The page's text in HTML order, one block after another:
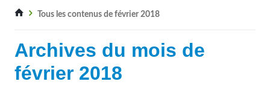
Tous les contenus de février 2018
Archives du mois de
février 2018